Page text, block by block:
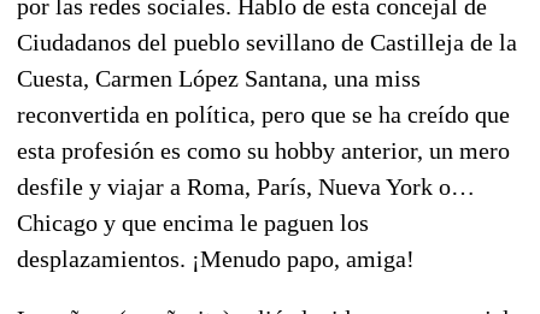
por las redes sociales. Hablo de esta concejal de
Ciudadanos del pueblo sevillano de Castilleja de la
Cuesta, Carmen López Santana, una miss
reconvertida en política, pero que se ha creído que
esta profesión es como su hobby anterior, un mero
desfile y viajar a Roma, París, Nueva York o…
Chicago y que encima le paguen los
desplazamientos. ¡Menudo papo, amiga!